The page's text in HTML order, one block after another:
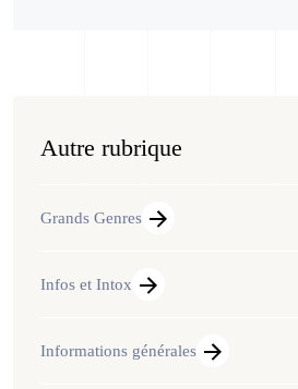
Autre rubrique
Grands Genres
Infos et Intox
Informations générales